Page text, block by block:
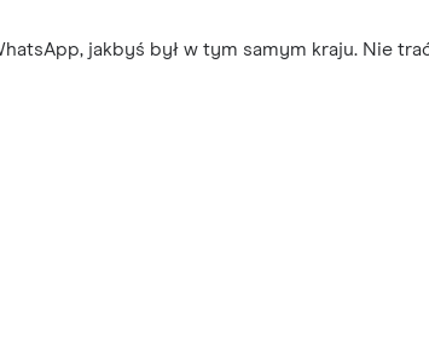
jakbyś był w tym samym kraju. Nie